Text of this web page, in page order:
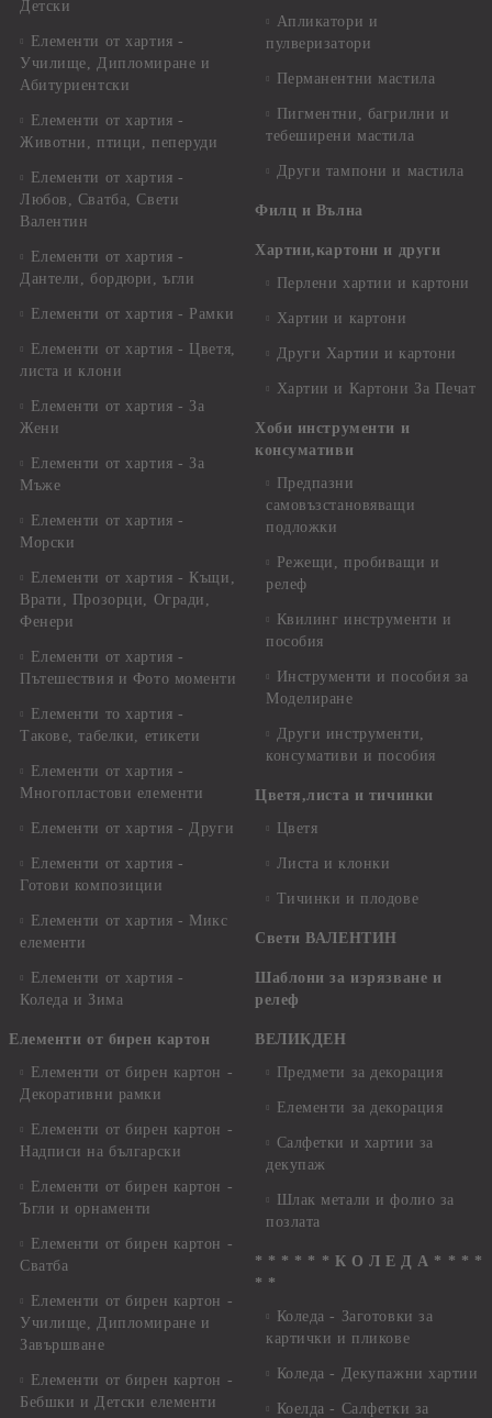
Детски
Елементи от хартия -
Училище, Дипломиране и
Абитуриентски
Елементи от хартия -
Животни, птици, пеперуди
Елементи от хартия -
Любов, Сватба, Свети
Валентин
Елементи от хартия -
Дантели, бордюри, ъгли
Елементи от хартия - Рамки
Елементи от хартия - Цветя,
листа и клони
Елементи от хартия - За
Жени
Елементи от хартия - За
Мъже
Елементи от хартия -
Морски
Елементи от хартия - Къщи,
Врати, Прозорци, Огради,
Фенери
Елементи от хартия -
Пътешествия и Фото моменти
Елементи то хартия -
Такове, табелки, етикети
Елементи от хартия -
Многопластови елементи
Елементи от хартия - Други
Елементи от хартия -
Готови композиции
Елементи от хартия - Микс
елементи
Елементи от хартия -
Коледа и Зима
Елементи от бирен картон
Елементи от бирен картон -
Декоративни рамки
Елементи от бирен картон -
Надписи на български
Елементи от бирен картон -
Ъгли и орнаменти
Елементи от бирен картон -
Сватба
Елементи от бирен картон -
Училище, Дипломиране и
Завършване
Елементи от бирен картон -
Бебшки и Детски елементи
Апликатори и
пулверизатори
Перманентни мастила
Пигментни, багрилни и
тебеширени мастила
Други тампони и мастила
Филц и Вълна
Хартии,картони и други
Перлени хартии и картони
Хартии и картони
Други Хартии и картони
Хартии и Картони За Печат
Хоби инструменти и
консумативи
Предпазни
самовъзстановяващи
подложки
Режещи, пробиващи и
релеф
Квилинг инструменти и
пособия
Инструменти и пособия за
Моделиране
Други инструменти,
консумативи и пособия
Цветя,листа и тичинки
Цветя
Листа и клонки
Тичинки и плодове
Свети ВАЛЕНТИН
Шаблони за изрязване и
релеф
ВЕЛИКДЕН
Предмети за декорация
Елементи за декорация
Салфетки и хартии за
декупаж
Шлак метали и фолио за
позлата
* * * * * * К О Л Е Д А * * * *
* *
Коледа - Заготовки за
картички и пликове
Коледа - Декупажни хартии
Коелда - Салфетки за